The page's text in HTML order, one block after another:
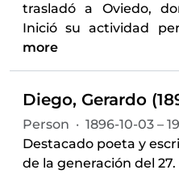
trasladó a Oviedo,
Inició su actividad
more
Diego, Gerardo
Person · 1896-10-03 –
Destacado poeta y
de la generación del 27.